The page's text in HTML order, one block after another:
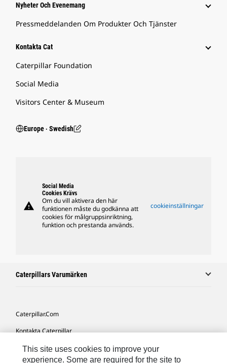
Nyheter Och Evenemang
Pressmeddelanden Om Produkter Och Tjänster
Kontakta Cat
Caterpillar Foundation
Social Media
Visitors Center & Museum
Europe ‧ Swedish
warning
Social Media
Cookies Krävs
Om du vill aktivera den här
funktionen måste du godkänna att
cookies för målgruppsinriktning,
funktion och prestanda används.
cookieinställningar
Caterpillars Varumärken
Caterpillar.com
Kontakta Caterpillar
Mina Marknadsföringspreferenser
This site uses cookies to improve your
experience. Some are required for the site to